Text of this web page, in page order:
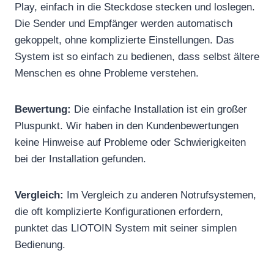
Play, einfach in die Steckdose stecken und loslegen.
Die Sender und Empfänger werden automatisch
gekoppelt, ohne komplizierte Einstellungen. Das
System ist so einfach zu bedienen, dass selbst ältere
Menschen es ohne Probleme verstehen.
Bewertung: Die einfache Installation ist ein großer
Pluspunkt. Wir haben in den Kundenbewertungen
keine Hinweise auf Probleme oder Schwierigkeiten
bei der Installation gefunden.
Vergleich: Im Vergleich zu anderen Notrufsystemen,
die oft komplizierte Konfigurationen erfordern,
punktet das LIOTOIN System mit seiner simplen
Bedienung.